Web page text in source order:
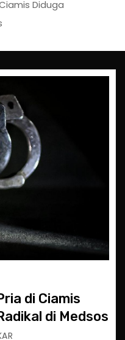
Diduga
di Ciamis
di Medsos